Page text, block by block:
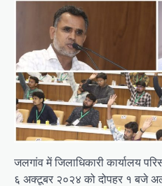
जलगांव में जिलाधिकारी कार्यालय
६ अक्टूबर २०२४ को दोपहर १ बजे